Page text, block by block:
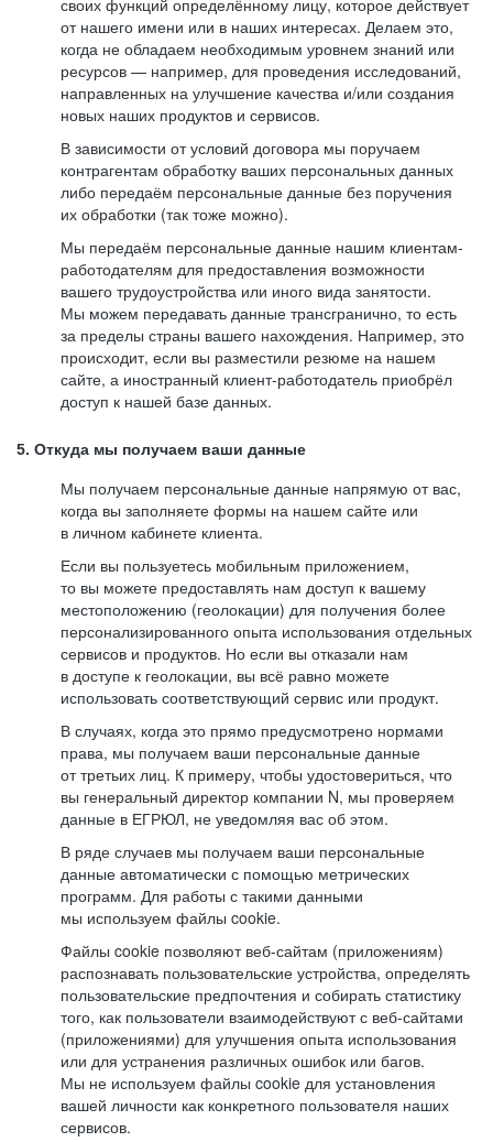
своих функций определённому лицу, которое действует
от нашего имени или в наших интересах. Делаем это,
когда не обладаем необходимым уровнем знаний или
ресурсов — например, для проведения исследований,
направленных на улучшение качества и/или создания
новых наших продуктов и сервисов.
В зависимости от условий договора мы поручаем
контрагентам обработку ваших персональных данных
либо передаём персональные данные без поручения
их обработки (так тоже можно).
Мы передаём персональные данные нашим клиентам-
работодателям для предоставления возможности
вашего трудоустройства или иного вида занятости.
Мы можем передавать данные трансгранично, то есть
за пределы страны вашего нахождения. Например, это
происходит, если вы разместили резюме на нашем
сайте, а иностранный клиент-работодатель приобрёл
доступ к нашей базе данных.
5. Откуда мы получаем ваши данные
Мы получаем персональные данные напрямую от вас,
когда вы заполняете формы на нашем сайте или
в личном кабинете клиента.
Если вы пользуетесь мобильным приложением,
то вы можете предоставлять нам доступ к вашему
местоположению (геолокации) для получения более
персонализированного опыта использования отдельных
сервисов и продуктов. Но если вы отказали нам
в доступе к геолокации, вы всё равно можете
использовать соответствующий сервис или продукт.
В случаях, когда это прямо предусмотрено нормами
права, мы получаем ваши персональные данные
от третьих лиц. К примеру, чтобы удостовериться, что
вы генеральный директор компании N, мы проверяем
данные в ЕГРЮЛ, не уведомляя вас об этом.
В ряде случаев мы получаем ваши персональные
данные автоматически с помощью метрических
программ. Для работы с такими данными
мы используем файлы cookie.
Файлы cookie позволяют веб-сайтам (приложениям)
распознавать пользовательские устройства, определять
пользовательские предпочтения и собирать статистику
того, как пользователи взаимодействуют с веб-сайтами
(приложениями) для улучшения опыта использования
или для устранения различных ошибок или багов.
Мы не используем файлы cookie для установления
вашей личности как конкретного пользователя наших
сервисов.